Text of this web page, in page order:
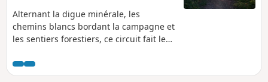
Alternant la digue minérale, les
chemins blancs bordant la campagne et
les sentiers forestiers, ce circuit fait le
ses atouts parfois secrets.